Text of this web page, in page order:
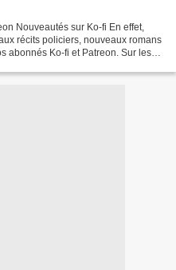
Nouveautés sur Ko-fi En effet,
récits policiers, nouveaux romans
abonnés Ko-fi et Patreon. Sur les